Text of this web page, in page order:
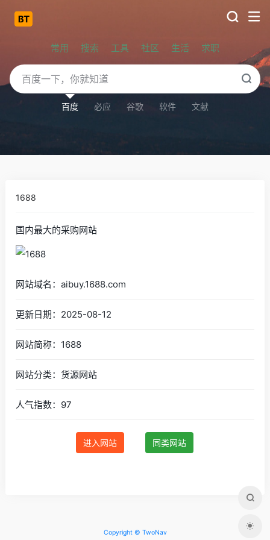
常用 搜索 工具 社区 生活 求职
百度 必应 谷歌 软件 文献
1688
国内最大的采购网站
网站域名：aibuy.1688.com
更新日期：2025-08-12
网站简称：1688
网站分类：货源网站
人气指数：97
进入网站 同类网站
Copyright © TwoNav